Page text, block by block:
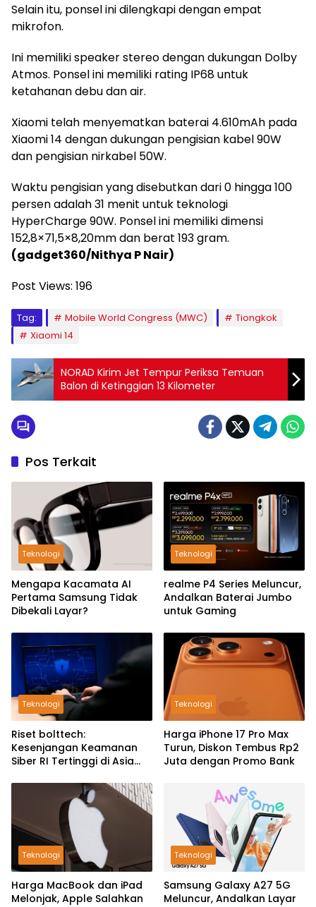
Selain itu, ponsel ini dilengkapi dengan empat
mikrofon.
Ini memiliki speaker stereo dengan dukungan Dolby
Atmos. Ponsel ini memiliki rating IP68 untuk
ketahanan debu dan air.
Xiaomi telah menyematkan baterai 4.610mAh pada
Xiaomi 14 dengan dukungan pengisian kabel 90W
dan pengisian nirkabel 50W.
Waktu pengisian yang disebutkan dari 0 hingga 100
persen adalah 31 menit untuk teknologi
HyperCharge 90W. Ponsel ini memiliki dimensi
152,8×71,5×8,20mm dan berat 193 gram.
(gadget360/Nithya P Nair)
Post Views: 196
Tag: Mobile World Congress (MWC)
Tiongkok
Xiaomi 14
NORAD Kirim Jet Tempur Periksa Temuan
Balon di Ketinggian 13 Kilometer
Pos Terkait
Teknologi
Mengapa Kacamata AI
Pertama Samsung Tidak
Dibekali Layar?
Teknologi
realme P4 Series Meluncur,
Andalkan Baterai Jumbo
untuk Gaming
Teknologi
Riset bolttech:
Kesenjangan Keamanan
Siber RI Tertinggi di Asia
Teknologi
Harga iPhone 17 Pro Max
Turun, Diskon Tembus Rp2
Juta dengan Promo Bank
Teknologi
Harga MacBook dan iPad
Melonjak, Apple Salahkan
Teknologi
Samsung Galaxy A27 5G
Meluncur, Andalkan Layar